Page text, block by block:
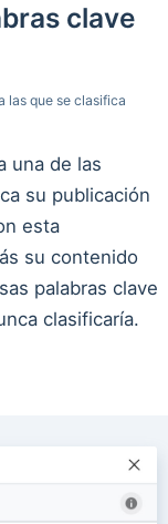
clave
las que se clasifica
una de las
su publicación
esta
su contenido
palabras clave
clasificaría.